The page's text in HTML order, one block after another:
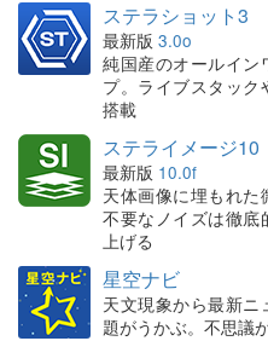
ステラショット3
最新版 3.0o
純国産のオールイン
プ。ライブスタック
搭載
ステライメージ10
最新版 10.0f
天体画像に埋もれた
不要なノイズは徹底
上げる
星空ナビ
天文現象から最新
題がうかぶ。不思議